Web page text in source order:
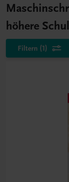
höhere
Filtern (1)